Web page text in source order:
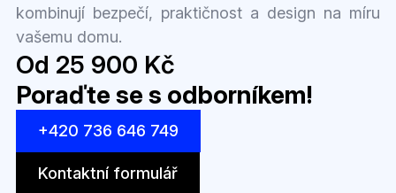
kombinují bezpečí, praktičnost a design na míru
vašemu domu.
Od 25 900 Kč
Poraďte se s odborníkem!
+420 736 646 749
Kontaktní formulář